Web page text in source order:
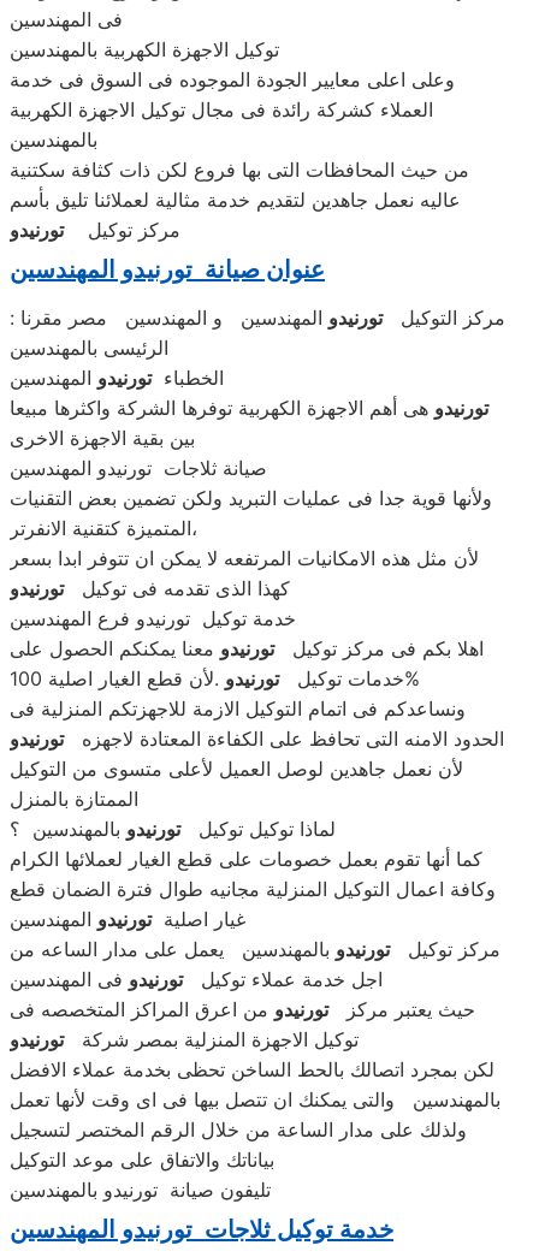
فى المهندسين
توكيل الاجهزة الكهربية بالمهندسين
وعلى اعلى معايير الجودة الموجوده فى السوق فى خدمة
العملاء كشركة رائدة فى مجال توكيل الاجهزة الكهربية
بالمهندسين
من حيث المحافظات التى بها فروع لكن ذات كثافة سكتنية
عاليه نعمل جاهدين لتقديم خدمة مثالية لعملائنا تليق بأسم
مركز توكيلتورنيدو
عنوان صيانة تورنيدو المهندسين
: مركز التوكيلتورنيدو المهندسين و المهندسين مصر مقرنا
الرئيسى بالمهندسين
الخطباءتورنيدو المهندسين
تورنيدو هى أهم الاجهزة الكهربية توفرها الشركة واكثرها مبيعا
بين بقية الاجهزة الاخرى
صيانة ثلاجات تورنيدو المهندسين
ولأنها قوية جدا فى عمليات التبريد ولكن تضمين بعض التقنيات
المتميزة كتقنية الانفرتر،
لأن مثل هذه الامكانيات المرتفعه لا يمكن ان تتوفر ابدا بسعر
كهذا الذى تقدمه فى توكيلتورنيدو
خدمة توكيل تورنيدو فرع المهندسين
اهلا بكم فى مركز توكيلتورنيدو معنا يمكنكم الحصول على
خدمات توكيلتورنيدو
.لأن قطع الغيار اصلية 100%
ونساعدكم فى اتمام التوكيل الازمة للاجهزتكم المنزلية فى
الحدود الامنه التى تحافظ على الكفاءة المعتادة لاجهزهتورنيدو
لأن نعمل جاهدين لوصل العميل لأعلى متسوى من التوكيل
الممتازة بالمنزل
لماذا توكيل توكيلتورنيدو بالمهندسين ؟
كما أنها تقوم بعمل خصومات على قطع الغيار لعملائها الكرام
وكافة اعمال التوكيل المنزلية مجانيه طوال فترة الضمان قطع
غيار اصليةتورنيدو المهندسين
مركز توكيلتورنيدو بالمهندسين يعمل على مدار الساعه من
اجل خدمة عملاء توكيلتورنيدو فى المهندسين
حيث يعتبر مركزتورنيدو من اعرق المراكز المتخصصه فى
توكيل الاجهزة المنزلية بمصر شركةتورنيدو
لكن بمجرد اتصالك بالحط الساخن تحظى بخدمة عملاء الافضل
بالمهندسين والتى يمكنك ان تتصل بيها فى اى وقت لأنها تعمل
ولذلك على مدار الساعة من خلال الرقم المختصر لتسجيل
بياناتك والاتفاق على موعد التوكيل
تليفون صيانة تورنيدو بالمهندسين
خدمة توكيل ثلاجات تورنيدو المهندسين